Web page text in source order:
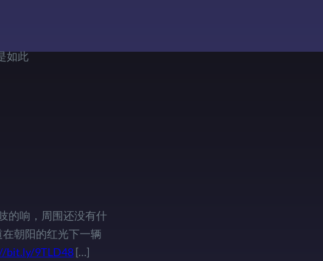
如此
的响，周围还没有什
朝阳的红光下一辆
bit.ly/9TLD48[…]